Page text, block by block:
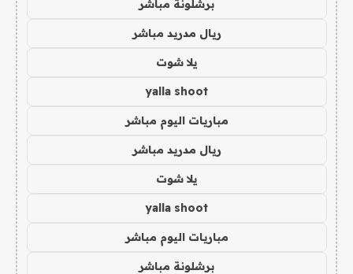
برشلونة مباشر
ريال مدريد مباشر
يلا شوت
yalla shoot
مباريات اليوم مباشر
ريال مدريد مباشر
يلا شوت
yalla shoot
مباريات اليوم مباشر
برشلونة مباشر